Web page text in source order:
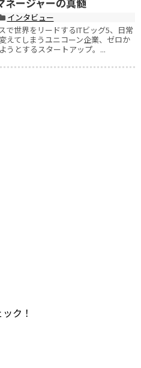
インタビュー
で世界をリードするITビッグ5、日常
えてしまうユニコーン企業、ゼロか
うとするスタートアップ。...
ク！